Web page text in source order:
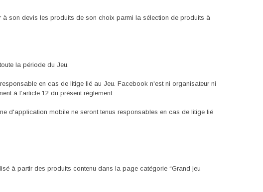
son devis les produits de son choix parmi la sélection de produits à
la période du Jeu.
en cas de litige lié au Jeu. Facebook n'est ni organisateur ni
à l’article 12 du présent règlement.
d'application mobile ne seront tenus responsables en cas de litige lié
à partir des produits contenu dans la page catégorie “Grand jeu